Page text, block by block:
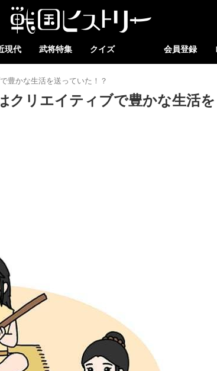
現代 武将特集 クイズ 会員登録
かな生活を送っていた！？
リエイティブで豊かな生活を